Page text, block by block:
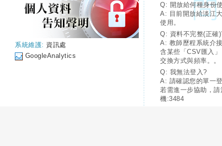
系統維護: 資訊處
GoogleAnalytics
Q: 開放給何種身份
A: 目前開放給淡江
使用。
Q: 資料不完整(正確
A: 教師歷程系統介
含某些「CSV匯入
交換方式與頻率。。
Q: 我無法登入?
A: 請確認您的單一
若需進一步協助，
機:3484